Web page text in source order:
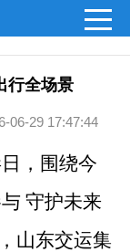
行全场景
06-29 17:47:44
，围绕今
守护未来
山东交运集